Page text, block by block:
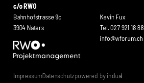
c/o RWO
Bahnhofstrasse 9c
3904 Naters
Kevin Fux
Tel. 027 921 18 88
info@wforum.ch
ImpressumDatenschutzpowered by indual